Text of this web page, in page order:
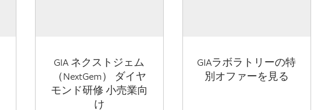
GIA ネクストジェム
（NextGem） ダイヤ
モンド研修 小売業向
け
GIAラボラトリーの特
別オファーを見る